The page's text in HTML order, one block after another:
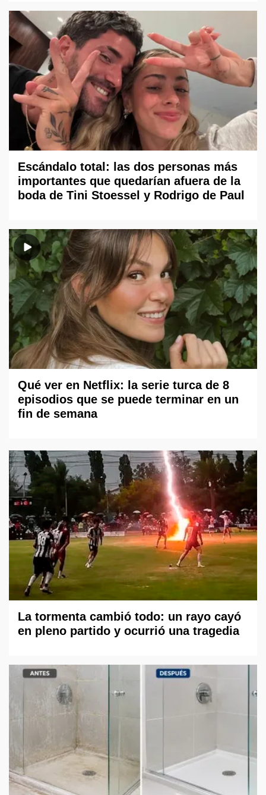
Escándalo total: las dos personas más
importantes que quedarían afuera de la
boda de Tini Stoessel y Rodrigo de Paul
Qué ver en Netflix: la serie turca de 8
episodios que se puede terminar en un
fin de semana
La tormenta cambió todo: un rayo cayó
en pleno partido y ocurrió una tragedia